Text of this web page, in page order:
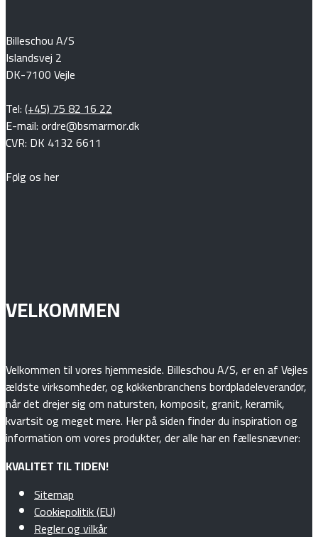
Billeschou A/S
Islandsvej 2
DK-7100 Vejle
Tel:(+45) 75 82 16 22
E-mail: ordre@bsmarmor.dk
CVR: DK 4132 6611
Følg os her
VELKOMMEN
Velkommen til vores hjemmeside. Billeschou A/S, er en af Vejles
ældste virksomheder, og køkkenbranchens bordpladeleverandør,
når det drejer sig om natursten, komposit, granit, keramik,
kvartsit og meget mere. Her på siden finder du inspiration og
information om vores produkter, der alle har en fællesnævner:
KVALITET TIL TIDEN!
Sitemap
Cookiepolitik (EU)
Regler og vilkår